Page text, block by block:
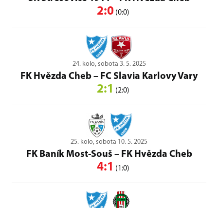
2:0 (0:0)
24. kolo, sobota 3. 5. 2025
FK Hvězda Cheb – FC Slavia Karlovy Vary
2:1 (2:0)
25. kolo, sobota 10. 5. 2025
FK Baník Most-Souš – FK Hvězda Cheb
4:1 (1:0)